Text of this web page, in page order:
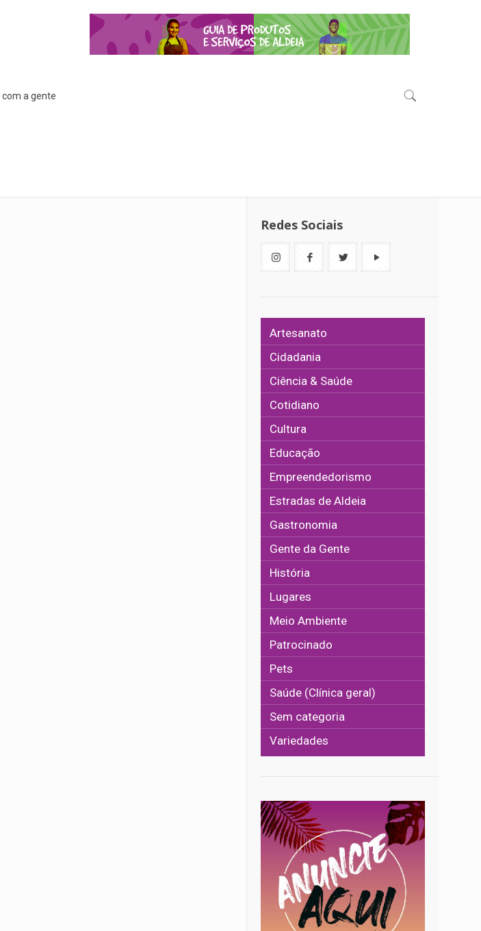
com a gente
Redes Sociais
Artesanato
Cidadania
Ciência & Saúde
Cotidiano
Cultura
Educação
Empreendedorismo
Estradas de Aldeia
Gastronomia
Gente da Gente
História
Lugares
Meio Ambiente
Patrocinado
Pets
Saúde (Clínica geral)
Sem categoria
Variedades